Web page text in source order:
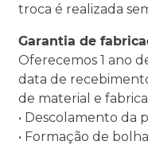
troca é realizada
Garantia de
Oferecemos 1 ano
data de
de material e
• Descolamento da
• Formação de